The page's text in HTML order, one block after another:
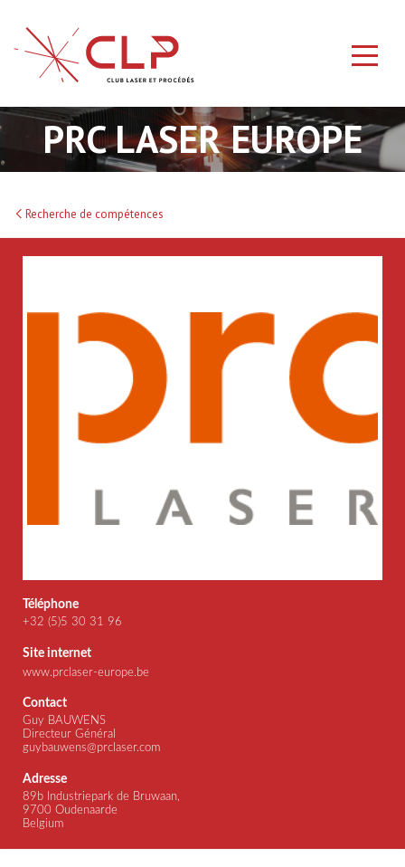
PRC LASER EUROPE
Recherche de compétences
Téléphone
+32 (5)5 30 31 96
Site internet
www.prclaser-europe.be
Contact
Guy BAUWENS
Directeur Général
guybauwens@prclaser.com
Adresse
89b Industriepark de Bruwaan,
9700 Oudenaarde
Belgium